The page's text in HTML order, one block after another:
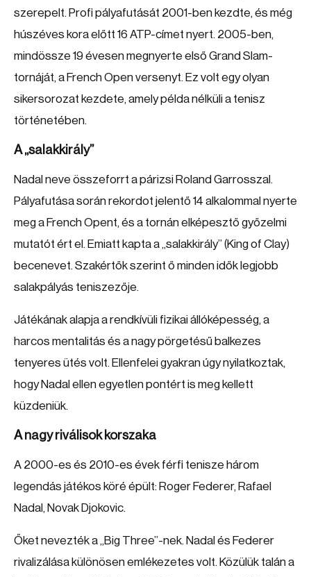
szerepelt. Profi pályafutását 2001-ben kezdte, és még
húszéves kora előtt 16 ATP-címet nyert. 2005-ben,
mindössze 19 évesen megnyerte első Grand Slam-
tornáját, a French Open versenyt. Ez volt egy olyan
sikersorozat kezdete, amely példa nélküli a tenisz
történetében.
A „salakkirály”
Nadal neve összeforrt a párizsi Roland Garrosszal.
Pályafutása során rekordot jelentő 14 alkalommal nyerte
meg a French Opent, és a tornán elképesztő győzelmi
mutatót ért el. Emiatt kapta a „salakkirály” (King of Clay)
becenevet. Szakértők szerint ő minden idők legjobb
salakpályás teniszezője.
Játékának alapja a rendkívüli fizikai állóképesség, a
harcos mentalitás és a nagy pörgetésű balkezes
tenyeres ütés volt. Ellenfelei gyakran úgy nyilatkoztak,
hogy Nadal ellen egyetlen pontért is meg kellett
küzdeniük.
A nagy riválisok korszaka
A 2000-es és 2010-es évek férfi tenisze három
legendás játékos köré épült: Roger Federer, Rafael
Nadal, Novak Djokovic.
Őket nevezték a „Big Three”-nek. Nadal és Federer
rivalizálása különösen emlékezetes volt. Közülük talán a